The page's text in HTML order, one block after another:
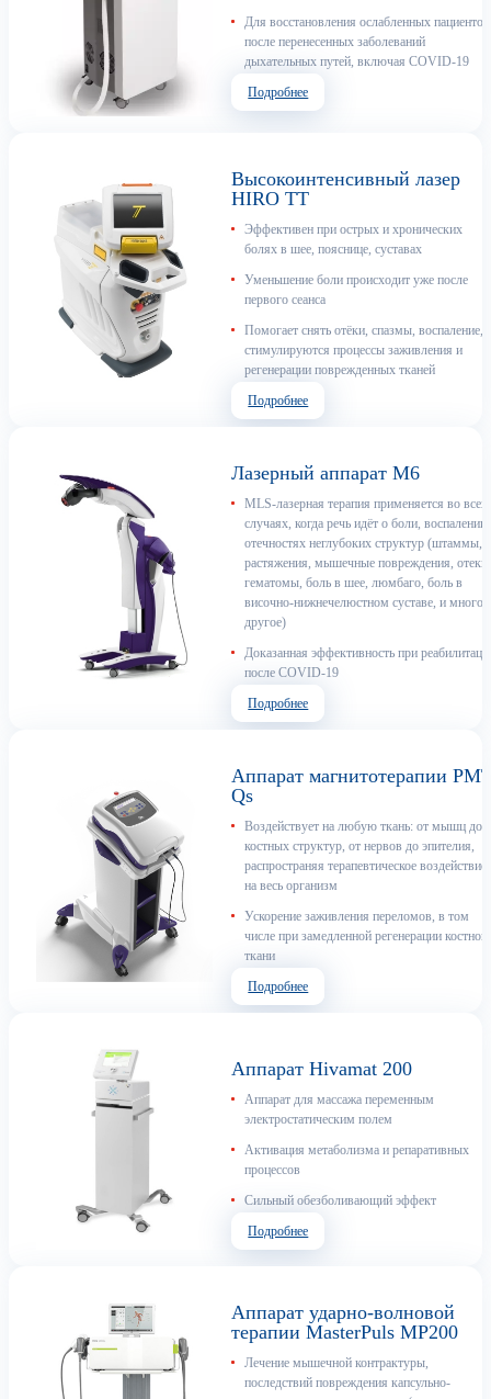
Для восстановления ослабленных пациентов
после перенесенных заболеваний
дыхательных путей, включая COVID-19
Подробнее
Высокоинтенсивный лазер
HIRO TT
Эффективен при острых и хронических
болях в шее, пояснице, суставах
Уменьшение боли происходит уже после
первого сеанса
Помогает снять отёки, спазмы, воспаление,
стимулируются процессы заживления и
регенерации поврежденных тканей
Подробнее
Лазерный аппарат M6
MLS-лазерная терапия применяется во всех
случаях, когда речь идёт о боли, воспалении,
отечностях неглубоких структур (штаммы,
растяжения, мышечные повреждения, отеки,
гематомы, боль в шее, люмбаго, боль в
височно-нижнечелюстном суставе, и многое
другое)
Доказанная эффективность при
после COVID-19
Подробнее
Аппарат магнитотерапии
Qs
Воздействует на любую ткань: от мышц до
костных структур, от нервов до эпителия,
распространяя терапевтическое воздействие
на весь организм
Ускорение заживления переломов, в том
числе при замедленной регенерации костной
ткани
Подробнее
Аппарат Hivamat 200
Аппарат для массажа переменным
электростатическим полем
Активация метаболизма и репаративных
процессов
Сильный обезболивающий эффект
Подробнее
Аппарат ударно-волновой
терапии MasterPuls MP200
Лечение мышечной контрактуры,
последствий повреждения капсульно-